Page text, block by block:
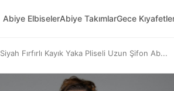
Abiye ElbiselerAbiye TakımlarGece
Siyah Fırfırlı Kayık Yaka Pliseli Uzun Şifon Ab...